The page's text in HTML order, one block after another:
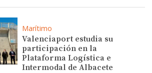
Marítimo
Valenciaport estudia su
participación en la
Plataforma Logística e
Intermodal de Albacete